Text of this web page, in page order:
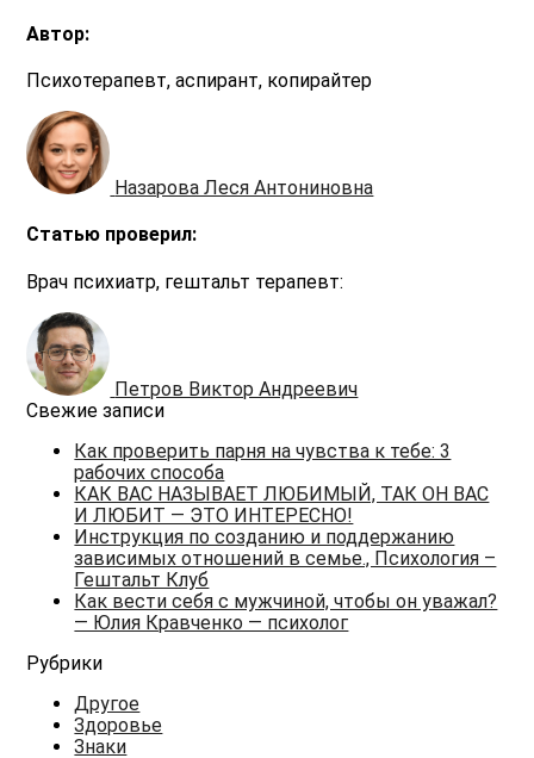
Автор:
Психотерапевт, аспирант, копирайтер
Назарова Леся Антониновна
Статью проверил:
Врач психиатр, гештальт терапевт:
Петров Виктор Андреевич
Свежие записи
Как проверить парня на чувства к тебе: 3
рабочих способа
КАК ВАС НАЗЫВАЕТ ЛЮБИМЫЙ, ТАК ОН ВАС
И ЛЮБИТ — ЭТО ИНТЕРЕСНО!
Инструкция по созданию и поддержанию
зависимых отношений в семье., Психология –
Гештальт Клуб
Как вести себя с мужчиной, чтобы он уважал?
— Юлия Кравченко — психолог
Рубрики
Другое
Здоровье
Знаки